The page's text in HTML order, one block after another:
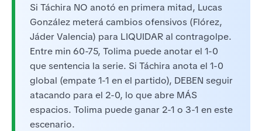
Si Táchira NO anotó en primera mitad, Lucas
González meterá cambios ofensivos (Flórez,
Jáder Valencia) para LIQUIDAR al contragolpe.
Entre min 60-75, Tolima puede anotar el 1-0
que sentencia la serie. Si Táchira anota el 1-0
global (empate 1-1 en el partido), DEBEN seguir
atacando para el 2-0, lo que abre MÁS
espacios. Tolima puede ganar 2-1 o 3-1 en este
escenario.